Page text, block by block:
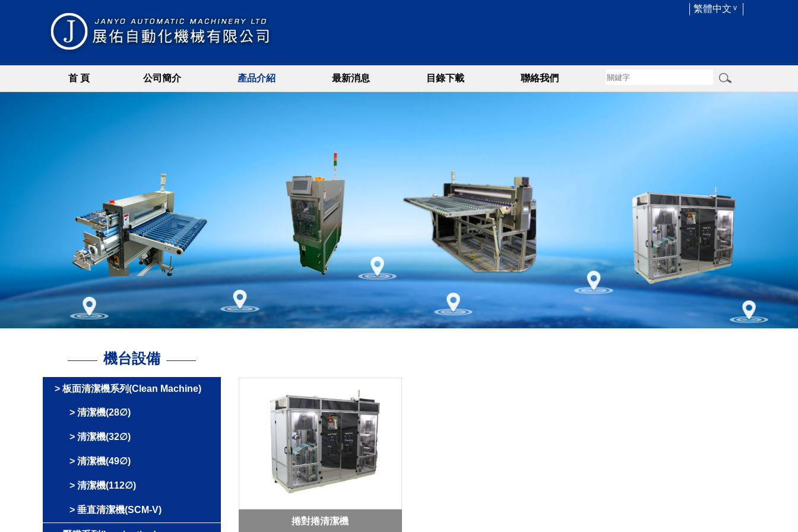
繁體中文
首 頁 公司簡介 產品介紹 最新消息 目錄下載 聯絡我們
機台設備
板面清潔機系列(Clean Machine)
清潔機(28∅)
清潔機(32∅)
清潔機(49∅)
清潔機(112∅)
垂直清潔機(SCM-V)
捲對捲清潔機